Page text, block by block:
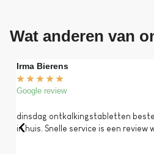
Wat anderen van
Irma Bierens
★ ★ ★ ★ ★
Google review
dinsdag ontkalkingstabletten
in huis. Snelle service is een review